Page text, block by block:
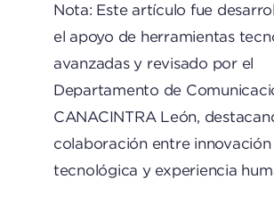
Nota: Este artículo fue
el apoyo de herramientas
avanzadas y revisado por el
Departamento de
CANACINTRA León,
colaboración entre innovación
tecnológica y experiencia